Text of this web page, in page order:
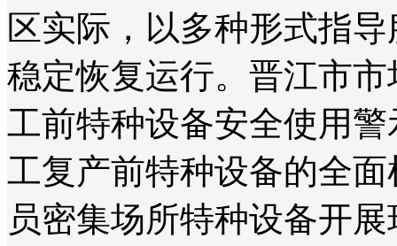
区实际，以多种形式指
稳定恢复运行。晋江市
工前特种设备安全使用
工复产前特种设备的全
员密集场所特种设备开